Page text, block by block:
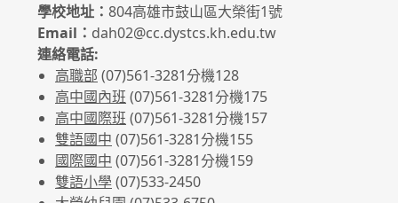
學校地址： 804高雄市鼓山區大榮街1號
Email： dah02@cc.dystcs.kh.edu.tw
連絡電話:
高職部 (07)561-3281分機128
高中國內班 (07)561-3281分機175
高中國際班 (07)561-3281分機157
雙語國中 (07)561-3281分機155
國際國中 (07)561-3281分機159
雙語小學(07)533-2450